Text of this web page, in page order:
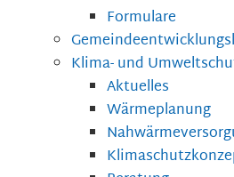
Formulare
Klima- und
Aktuelles
Wärmeplanung